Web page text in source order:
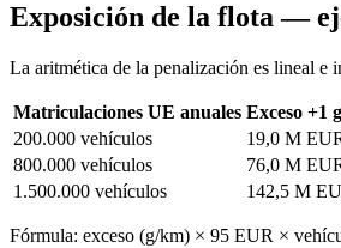
Exposición de la flota —
La aritmética de la penalización es lineal e
Matriculaciones UE anuales Exceso +1
200.000 vehículos
19,0 M
800.000 vehículos
76,0 M
1.500.000 vehículos
142,5 M
Fórmula: exceso (g/km) × 95 EUR ×